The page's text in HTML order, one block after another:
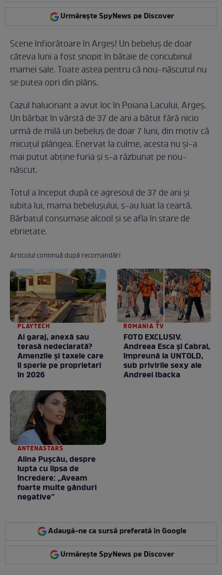
Urmărește SpyNews pe Discover
Scene înfiorătoare în Argeş! Un bebeluş de doar
câteva luni a fost snopit în bătaie de concubinul
mamei sale. Toate astea pentru că nou-născutul nu
se putea opri din plâns.
Cazul halucinant a avut loc în Poiana Lacului, Argeş.
Un bărbat în vârstă de 37 de ani a bătut fără nicio
urmă de milă un bebeluş de doar 7 luni, din motiv că
micuţul plângea. Enervat la culme, acesta nu şi-a
mai putut abţine furia şi s-a răzbunat pe nou-
născut.
Totul a început după ce agresoul de 37 de ani şi
iubita lui, mama bebeluşului, s-au luat la ceartă.
Bărbatul consumase alcool şi se afla în stare de
ebrietate.
Articolul continuă după recomandări
PLAYTECH
Ai garaj, anexă sau
terasă nedeclarată?
Amenzile și taxele care
îi sperie pe proprietari
în 2026
ROMANIA TV
FOTO EXCLUSIV.
Andreea Esca şi Cabral,
împreună la UNTOLD,
sub privirile sexy ale
Andreei Ibacka
ANTENASTARS
Alina Pușcău, despre
lupta cu lipsa de
încredere: „Aveam
foarte multe gânduri
negative”
Adaugă-ne ca sursă preferată în Google
Urmărește SpyNews pe Discover